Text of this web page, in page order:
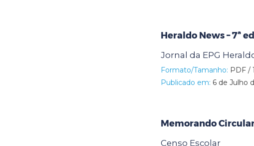
Heraldo News – 7ª
Jornal da EPG
Formato/Tamanho: PDF /
Publicado em: 6 de Julho
Memorando Circular
Censo Escolar